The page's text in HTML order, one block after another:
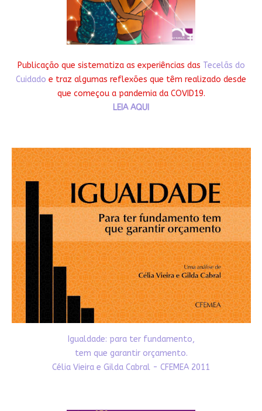
Publicação que sistematiza as experiências das Tecelãs do
Cuidado e traz algumas reflexões que têm realizado desde
que começou a pandemia da COVID19.
LEIA AQUI
Igualdade: para ter fundamento,
tem que garantir orçamento.
Célia Vieira e Gilda Cabral - CFEMEA 2011